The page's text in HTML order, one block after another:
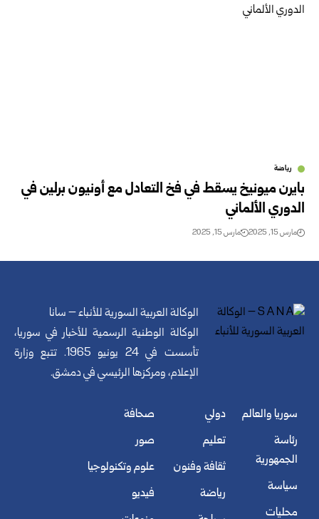
رياضة
بايرن ميونيخ يسقط في فخ التعادل مع أونيون برلين في
الدوري الألماني
مارس 15, 2025 مارس 15, 2025
الوكالة العربية السورية للأنباء – سانا
الوكالة الوطنية الرسمية للأخبار في سوريا،
تأسست في 24 يونيو 1965. تتبع وزارة
الإعلام، ومركزها الرئيسي في دمشق.
سوريا والعالم
رئاسة
الجمهورية
سياسة
محليات
دولي
تعليم
ثقافة وفنون
رياضة
صحافة
صور
علوم وتكنولوجيا
فيديو